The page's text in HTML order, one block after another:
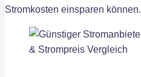
Stromkosten einsparen können.